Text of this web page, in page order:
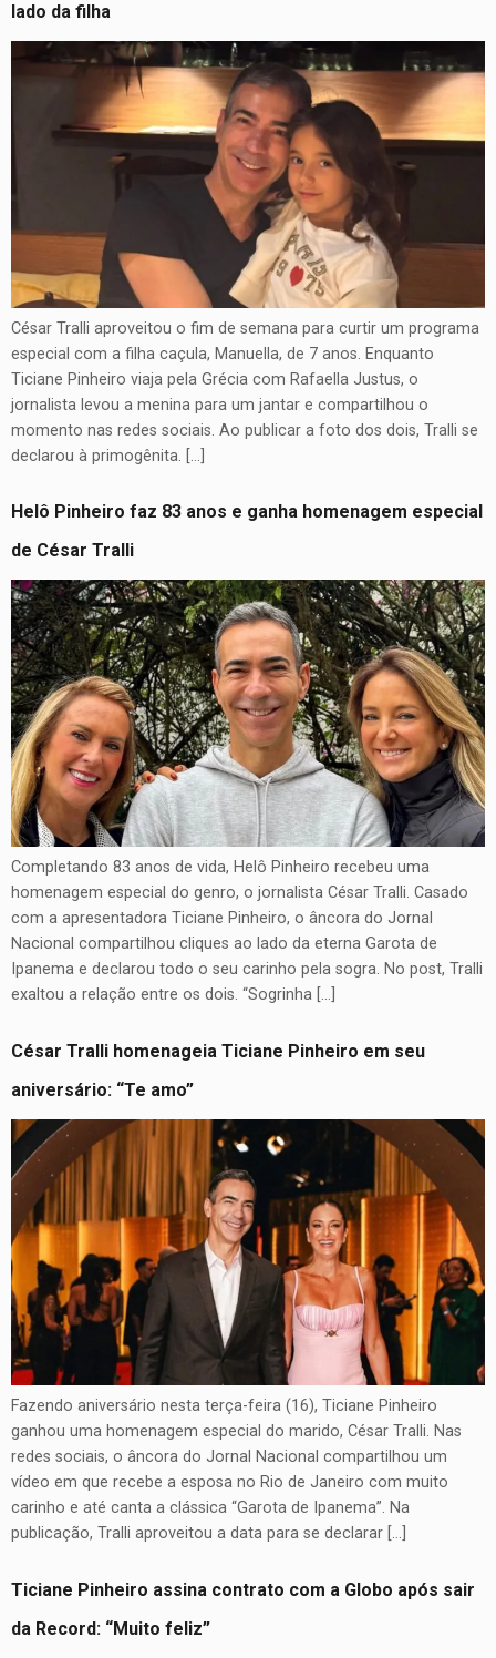
lado da filha
César Tralli aproveitou o fim de semana para curtir um programa
especial com a filha caçula, Manuella, de 7 anos. Enquanto
Ticiane Pinheiro viaja pela Grécia com Rafaella Justus, o
jornalista levou a menina para um jantar e compartilhou o
momento nas redes sociais. Ao publicar a foto dos dois, Tralli se
declarou à primogênita. […]
Helô Pinheiro faz 83 anos e ganha homenagem especial
de César Tralli
Completando 83 anos de vida, Helô Pinheiro recebeu uma
homenagem especial do genro, o jornalista César Tralli. Casado
com a apresentadora Ticiane Pinheiro, o âncora do Jornal
Nacional compartilhou cliques ao lado da eterna Garota de
Ipanema e declarou todo o seu carinho pela sogra. No post, Tralli
exaltou a relação entre os dois. “Sogrinha […]
César Tralli homenageia Ticiane Pinheiro em seu
aniversário: “Te amo”
Fazendo aniversário nesta terça-feira (16), Ticiane Pinheiro
ganhou uma homenagem especial do marido, César Tralli. Nas
redes sociais, o âncora do Jornal Nacional compartilhou um
vídeo em que recebe a esposa no Rio de Janeiro com muito
carinho e até canta a clássica “Garota de Ipanema”. Na
publicação, Tralli aproveitou a data para se declarar […]
Ticiane Pinheiro assina contrato com a Globo após sair
da Record: “Muito feliz”